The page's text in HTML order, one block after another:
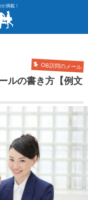
満載！
OB訪問のメール
ルの書き方【例文